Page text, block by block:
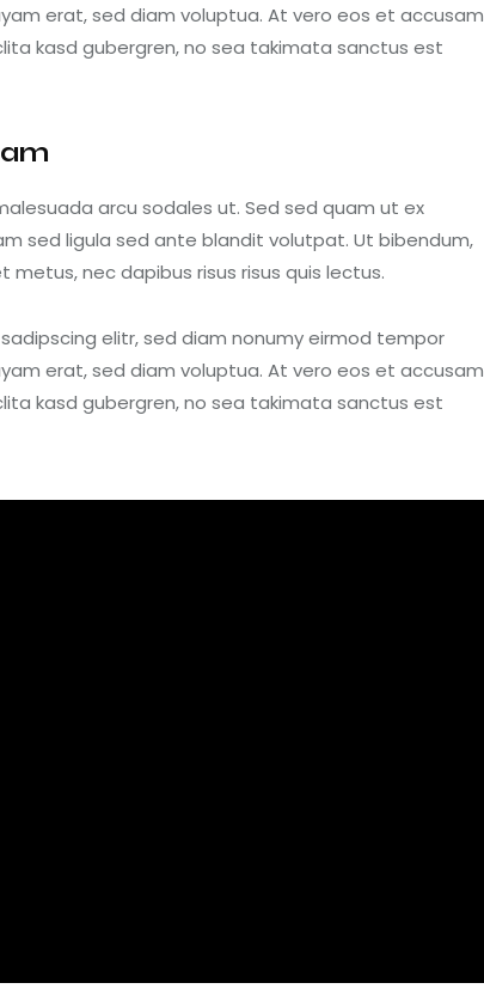
erat, sed diam voluptua. At vero eos et accusam
kasd gubergren, no sea takimata sanctus est
arcu sodales ut. Sed sed quam ut ex
sed ligula sed ante blandit volutpat. Ut bibendum,
nec dapibus risus risus quis lectus.
elitr, sed diam nonumy eirmod tempor
erat, sed diam voluptua. At vero eos et accusam
kasd gubergren, no sea takimata sanctus est